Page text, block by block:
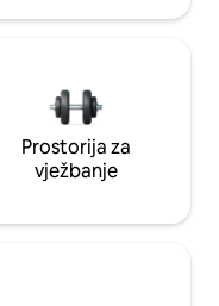
Prostorija za
vježbanje